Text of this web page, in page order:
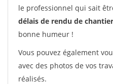
le professionnel qui sait
délais de rendu de chantier
bonne humeur !
Vous pouvez également
avec des photos de vos
réalisés.